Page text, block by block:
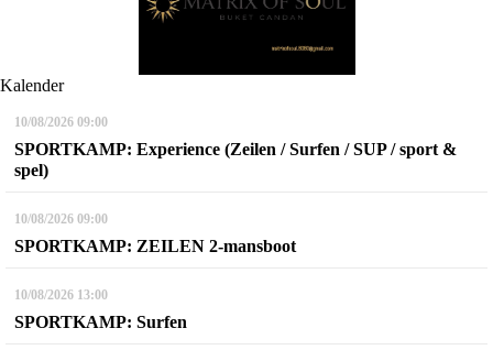
Kalender
10/08/2026 09:00
SPORTKAMP: Experience (Zeilen / Surfen / SUP / sport &
spel)
10/08/2026 09:00
SPORTKAMP: ZEILEN 2-mansboot
10/08/2026 13:00
SPORTKAMP: Surfen